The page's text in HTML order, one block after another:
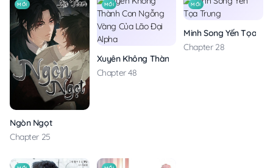
MỚI
Ngòn Ngọt
Chapter 25
MỚI
Xuyên Không Thành Con Ngỗng Vàng Của
Chapter 48
MỚI
Minh Song Yến Tọa
Chapter 28